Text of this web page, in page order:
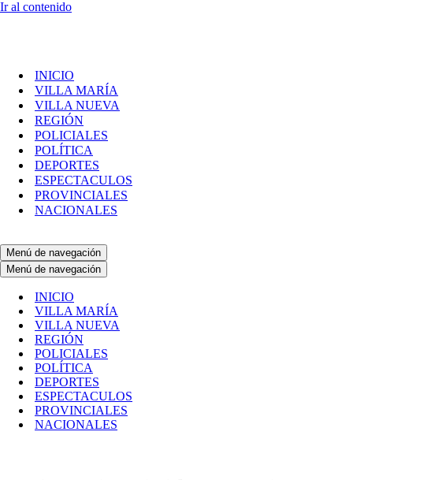
Ir al contenido
INICIO
VILLA MARÍA
VILLA NUEVA
REGIÓN
POLICIALES
POLÍTICA
DEPORTES
ESPECTACULOS
PROVINCIALES
NACIONALES
Menú de navegación
Menú de navegación
INICIO
VILLA MARÍA
VILLA NUEVA
REGIÓN
POLICIALES
POLÍTICA
DEPORTES
ESPECTACULOS
PROVINCIALES
NACIONALES